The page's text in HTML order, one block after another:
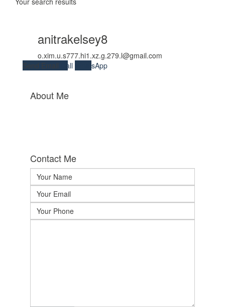
anitrakelsey8
o.xim.u.s777.hi1.xz.g.279.l@gmail.com
Send Email
Call WhatsApp
About Me
Contact Me